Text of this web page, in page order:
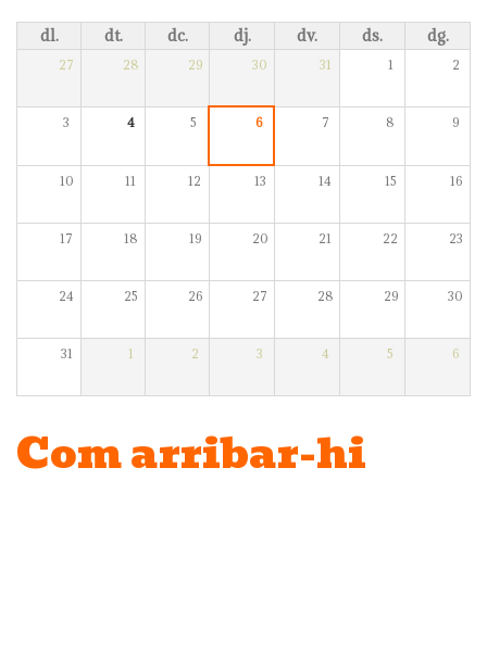
dl. dt. dc. dj. dv. ds. dg.
27 28 29 30 31 1 2
3 4 5 6 7 8 9
10 11 12 13 14 15 16
17 18 19 20 21 22 23
24 25 26 27 28 29 30
31 1 2 3 4 5 6
Com arribar-hi